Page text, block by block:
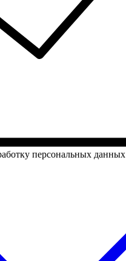
персональных данных